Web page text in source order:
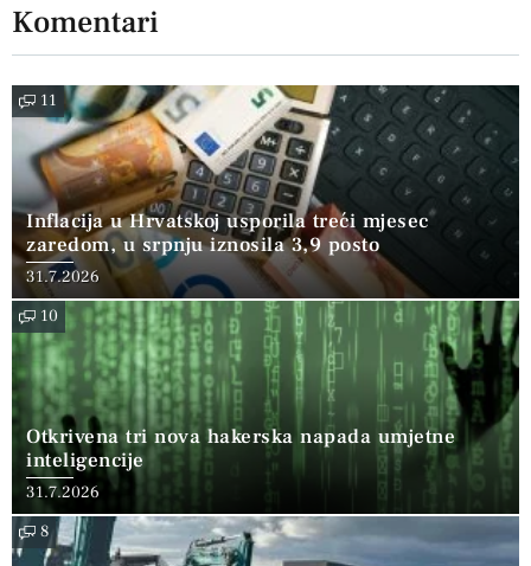
Komentari
11
Inflacija u Hrvatskoj usporila treći mjesec
zaredom, u srpnju iznosila 3,9 posto
31.7.2026
10
Otkrivena tri nova hakerska napada umjetne
inteligencije
31.7.2026
8